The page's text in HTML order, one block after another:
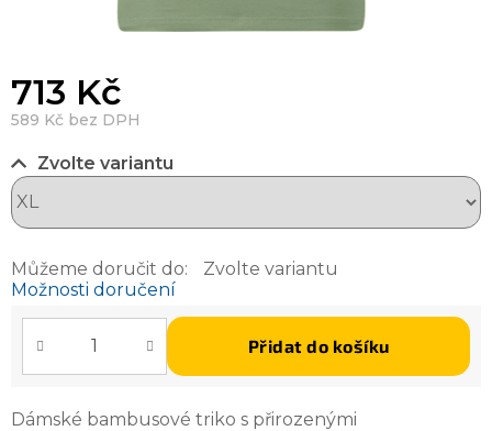
713 Kč
589 Kč bez DPH
Zvolte variantu
Můžeme doručit do:
Zvolte variantu
Možnosti doručení
Přidat do košíku
Dámské bambusové triko s přirozenými